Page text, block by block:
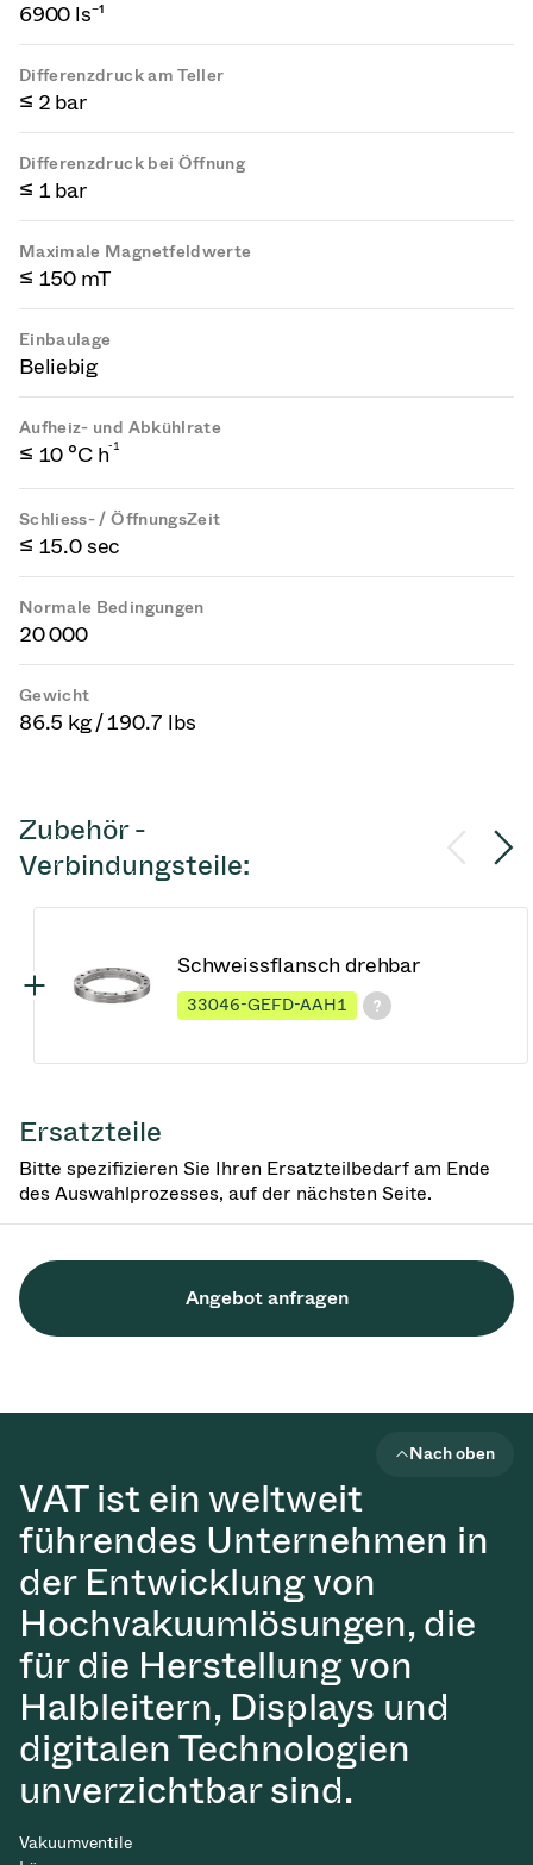
6900 ls⁻¹
Differenzdruck am Teller
≤ 2 bar
Differenzdruck bei Öffnung
≤ 1 bar
Maximale Magnetfeldwerte
≤ 150 mT
Einbaulage
Beliebig
Aufheiz- und Abkühlrate
≤ 10 °C h-1
Schliess- / ÖffnungsZeit
≤ 15.0 sec
Normale Bedingungen
20 000
Gewicht
86.5 kg / 190.7 lbs
Zubehör -
Verbindungsteile:
Schweissflansch drehbar
33046-GEFD-AAH1
Ersatzteile
Bitte spezifizieren Sie Ihren Ersatzteilbedarf am Ende
des Auswahlprozesses, auf der nächsten Seite.
Angebot anfragen
VAT ist ein weltweit
führendes Unternehmen in
der Entwicklung von
Hochvakuumlösungen, die
für die Herstellung von
Halbleitern, Displays und
digitalen Technologien
unverzichtbar sind.
Nach oben
Vakuumventile